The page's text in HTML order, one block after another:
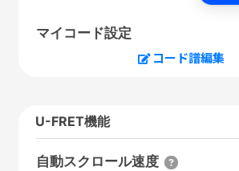
マイコード設定
コード譜編集
U-FRET機能
自動スクロール速度